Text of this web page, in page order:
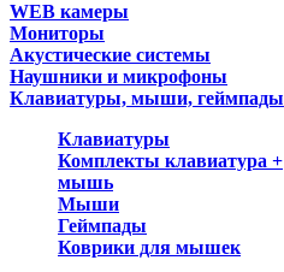
WEB камеры
Мониторы
Акустические системы
Наушники и микрофоны
Клавиатуры, мыши, геймпады
Клавиатуры
Комплекты клавиатура +
мышь
Мыши
Геймпады
Коврики для мышек